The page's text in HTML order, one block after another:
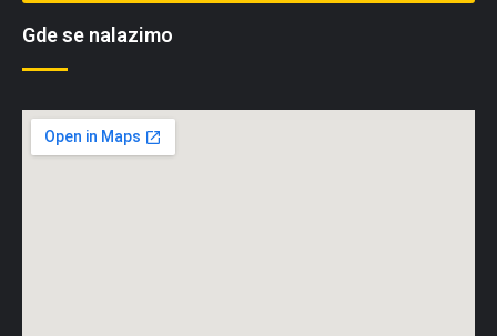
Gde se nalazimo